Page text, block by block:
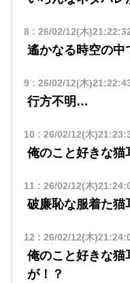
8: 26/02/12(木
遙かなる時空の中
9: 26/02/12(木
行方不明…
10 : 26/02/12(木
俺のこと好きな猫
11: 26/02/12(木
破廉恥な服着た
12 : 26/02/12(木
俺のこと好きな猫
が！？